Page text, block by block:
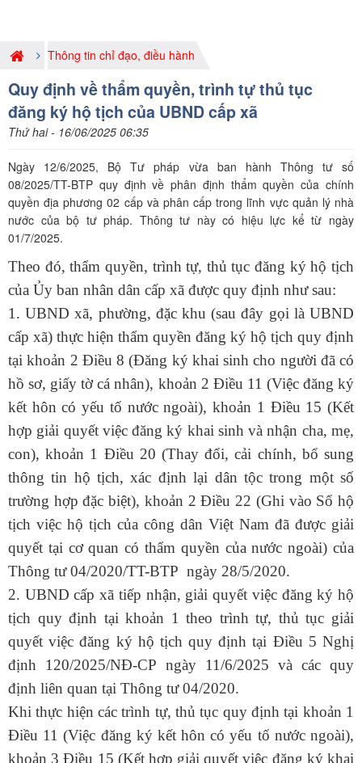
Thông tin chỉ đạo, điều hành
Quy định về thẩm quyền, trình tự thủ tục
đăng ký hộ tịch của UBND cấp xã
Thứ hai - 16/06/2025 06:35
Ngày 12/6/2025, Bộ Tư pháp vừa ban hành Thông tư số
08/2025/TT-BTP quy định về phân định thẩm quyền của chính
quyền địa phương 02 cấp và phân cấp trong lĩnh vực quản lý nhà
nước của bộ tư pháp. Thông tư này có hiệu lực kể từ ngày
01/7/2025.
Theo đó, thẩm quyền, trình tự, thủ tục đăng ký hộ tịch
của Ủy ban nhân dân cấp xã được quy định như sau:
1. UBND xã, phường, đặc khu (sau đây gọi là UBND
cấp xã) thực hiện thẩm quyền đăng ký hộ tịch quy định
tại khoản 2 Điều 8 (Đăng ký khai sinh cho người đã có
hồ sơ, giấy tờ cá nhân), khoản 2 Điều 11 (Việc đăng ký
kết hôn có yếu tố nước ngoài), khoản 1 Điều 15 (Kết
hợp giải quyết việc đăng ký khai sinh và nhận cha, mẹ,
con), khoản 1 Điều 20 (Thay đổi, cải chính, bổ sung
thông tin hộ tịch, xác định lại dân tộc trong một số
trường hợp đặc biệt), khoản 2 Điều 22 (Ghi vào Sổ hộ
tịch việc hộ tịch của công dân Việt Nam đã được giải
quyết tại cơ quan có thẩm quyền của nước ngoài) của
Thông tư04/2020/TT-BTP ngày 28/5/2020.
2. UBND cấp xã tiếp nhận, giải quyết việc đăng ký hộ
tịch quy định tại khoản 1 theo trình tự, thủ tục giải
quyết việc đăng ký hộ tịch quy định tại Điều 5 Nghị
định 120/2025/NĐ-CP ngày 11/6/2025 và các quy
định liên quan tại Thông tư 04/2020.
Khi thực hiện các trình tự, thủ tục quy định tại khoản 1
Điều 11 (Việc đăng ký kết hôn có yếu tố nước ngoài),
khoản 3 Điều 15 (Kết hợp giải quyết việc đăng ký khai